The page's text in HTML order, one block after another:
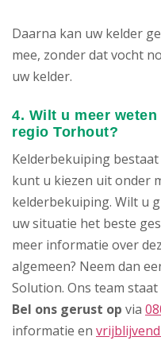
Daarna kan uw kelder
mee, zonder dat vocht
uw kelder.
4. Wilt u meer
regio Torhout?
Kelderbekuiping
kunt u kiezen uit onder
kelderbekuiping. Wilt u
uw situatie het beste
meer informatie over
algemeen? Neem dan
Solution. Ons team
Bel ons gerust op via
informatie en